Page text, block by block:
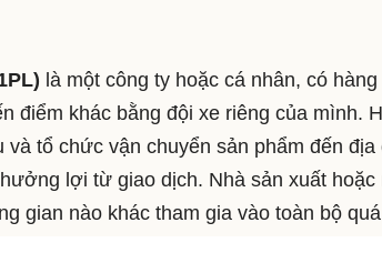
) là một công ty hoặc cá nhân, có
điểm khác bằng đội xe riêng của mình.
và tổ chức vận chuyển sản phẩm đến
lợi từ giao dịch. Nhà sản xuất
gian nào khác tham gia vào toàn bộ